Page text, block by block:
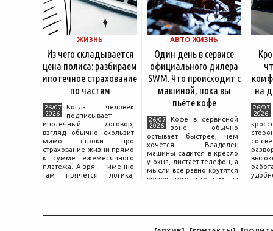
ЖИЗНЬ
Из чего складывается
цена полиса: разбираем
ипотечное страхование
по частям
26/07
2026
Когда человек
подписывает
ипотечный договор,
взгляд обычно скользит
мимо строки про
страхование жизни прямо
к сумме ежемесячного
платежа. А зря — именно
там прячется логика,
АВТО ЖИЗНЬ
Один день в сервисе
официального дилера
SWM. Что происходит с
машиной, пока вы
пьёте кофе
26/07
2026
Кофе в сервисной
зоне обычно
остывает быстрее, чем
хочется. Владелец
машины садится в кресло
у окна, листает телефон, а
мысли всё равно крутятся
вокруг того, что там, за
на
26/07
2026
со